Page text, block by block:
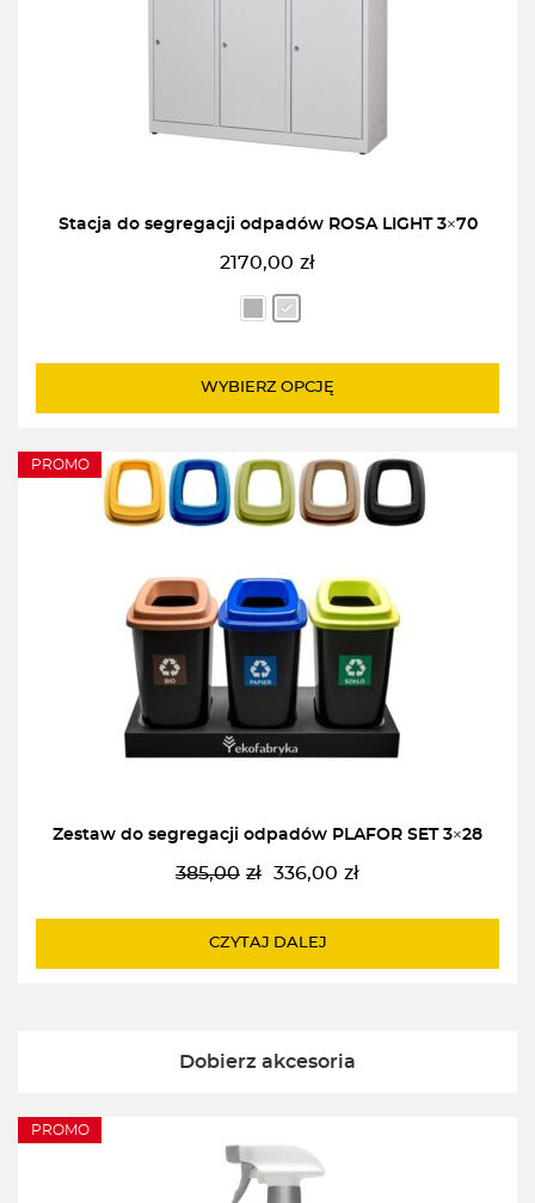
Stacja do segregacji odpadów ROSA LIGHT 3×70
2170,00 zł
WYBIERZ OPCJĘ
PROMO
Zestaw do segregacji odpadów PLAFOR SET 3×28
385,00 zł
Pierwotna
wynosiła:
336,00 zł
Aktualna
wynosi:
CZYTAJ DALEJ
Dobierz akcesoria
PROMO